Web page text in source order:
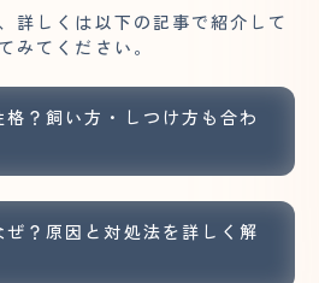
詳しくは以下の記事で紹介して
みてください。
？飼い方・しつけ方も合わ
？原因と対処法を詳しく解